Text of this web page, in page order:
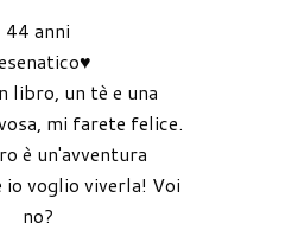
44 anni
libro, un tè e una
mi farete felice.
è un'avventura
io voglio viverla! Voi
no?